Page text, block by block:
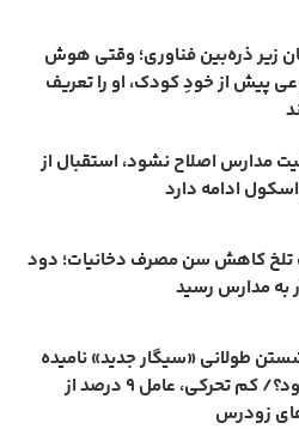
زیر ذره‌بین فناوری؛ وقتی هوش
پیش از خودِ کودک، او را تعریف
مدارس اصلاح نشود، استقبال از
ادامه دارد
تلخ کاهش سن مصرف دخانیات؛ دود
به مدارس رسید
طولانی «سیگار جدید» نامیده
می‌شود؟/ کم‌ تحرکی، عامل ۹ درصد از
زودرس